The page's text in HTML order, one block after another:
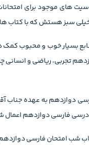
های موجود برای
سبز هستش که با کتاب
بسیار خوب و محبوب
تجربی، ریاضی و
فارسی دوازدهم اعمال
شب امتحان فارسی